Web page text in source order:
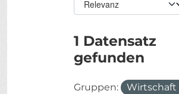
1 Datensatz
gefunden
Gruppen:
Wirtschaft